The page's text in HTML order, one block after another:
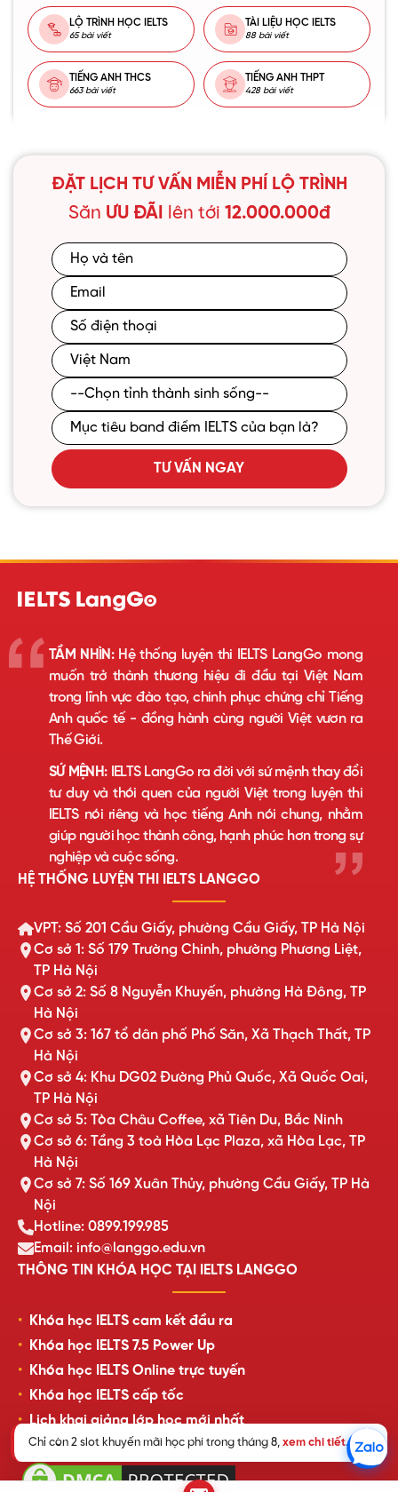
LỘ TRÌNH HỌC IELTS
65 bài viết
TÀI LIỆU HỌC IELTS
88 bài viết
TIẾNG ANH THCS
663 bài viết
TIẾNG ANH THPT
428 bài viết
ĐẶT LỊCH TƯ VẤN MIỄN PHÍ LỘ TRÌNH
Săn ƯU ĐÃI lên tới 12.000.000đ
TƯ VẤN NGAY
Chỉ còn 2 slot khuyến mãi học phí trong tháng 8, xem chi tiết.
TẦM NHÌN:Hệ thống luyện thi IELTS LangGo mong
muốn trở thành thương hiệu đi đầu tại Việt Nam
trong lĩnh vực đào tạo, chinh phục chứng chỉ Tiếng
Anh quốc tế - đồng hành cùng người Việt vươn ra
Thế Giới.
SỨ MỆNH:IELTS LangGo ra đời với sứ mệnh thay đổi
tư duy và thói quen của người Việt trong luyện thi
IELTS nói riêng và học tiếng Anh nói chung, nhằm
giúp người học thành công, hạnh phúc hơn trong sự
nghiệp và cuộc sống.
HỆ THỐNG LUYỆN THI IELTS LANGGO
VPT: Số 201 Cầu Giấy, phường Cầu Giấy, TP Hà Nội
Cơ sở 1: Số 179 Trường Chinh, phường Phương Liệt,
TP Hà Nội
Cơ sở 2: Số 8 Nguyễn Khuyến, phường Hà Đông, TP
Hà Nội
Cơ sở 3: 167 tổ dân phố Phố Săn, Xã Thạch Thất, TP
Hà Nội
Cơ sở 4: Khu DG02 Đường Phủ Quốc, Xã Quốc Oai,
TP Hà Nội
Cơ sở 5: Tòa Châu Coffee, xã Tiên Du, Bắc Ninh
Cơ sở 6: Tầng 3 toà Hòa Lạc Plaza, xã Hòa Lạc, TP
Hà Nội
Cơ sở 7: Số 169 Xuân Thủy, phường Cầu Giấy, TP Hà
Nội
Hotline: 0899.199.985
Email: info@langgo.edu.vn
THÔNG TIN KHÓA HỌC TẠI IELTS LANGGO
Khóa học IELTS cam kết đầu ra
Khóa học IELTS 7.5 Power Up
Khóa học IELTS Online trực tuyến
Khóa học IELTS cấp tốc
Lịch khai giảng lớp học mới nhất
Review của học viên LangGo